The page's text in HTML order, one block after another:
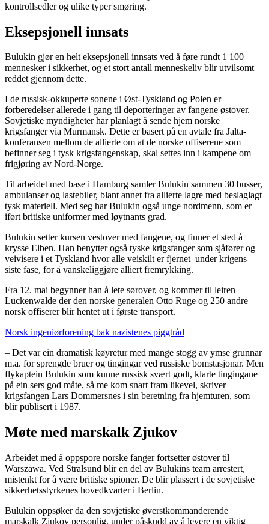
kontrollsedler og ulike typer smøring.
Eksepsjonell innsats
Bulukin gjør en helt eksepsjonell innsats ved å føre rundt 1 100
mennesker i sikkerhet, og et stort antall menneskeliv blir utvilsomt
reddet gjennom dette.
I de russisk-okkuperte sonene i Øst-Tyskland og Polen er
forberedelser allerede i gang til deporteringer av fangene østover.
Sovjetiske myndigheter har planlagt å sende hjem norske
krigsfanger via Murmansk. Dette er basert på en avtale fra Jalta-
konferansen mellom de allierte om at de norske offiserene som
befinner seg i tysk krigsfangenskap, skal settes inn i kampene om
frigjøring av Nord-Norge.
Til arbeidet med base i Hamburg samler Bulukin sammen 30 busser,
ambulanser og lastebiler, blant annet fra allierte lagre med beslaglagt
tysk materiell. Med seg har Bulukin også unge nordmenn, som er
iført britiske uniformer med løytnants grad.
Bulukin setter kursen vestover med fangene, og finner et sted å
krysse Elben. Han benytter også tyske krigsfanger som sjåfører og
veivisere i et Tyskland hvor alle veiskilt er fjernet under krigens
siste fase, for å vanskeliggjøre alliert fremrykking.
Fra 12. mai begynner han å lete sørover, og kommer til leiren
Luckenwalde der den norske generalen Otto Ruge og 250 andre
norsk offiserer blir hentet ut i første transport.
Norsk ingeniørforening bak nazistenes piggtråd
– Det var ein dramatisk køyretur med mange stogg av ymse grunnar
m.a. for sprengde bruer og tingingar ved russiske bomstasjonar. Men
flykaptein Bulukin som kunne russisk svært godt, klarte tingingane
på ein sers god måte, så me kom snart fram likevel, skriver
krigsfangen Lars Dommersnes i sin beretning fra hjemturen, som
blir publisert i 1987.
Møte med marskalk Zjukov
Arbeidet med å oppspore norske fanger fortsetter østover til
Warszawa. Ved Stralsund blir en del av Bulukins team arrestert,
mistenkt for å være britiske spioner. De blir plassert i de sovjetiske
sikkerhetsstyrkenes hovedkvarter i Berlin.
Bulukin oppsøker da den sovjetiske øverstkommanderende
marskalk Zjukov personlig, under påskudd av å levere en viktig